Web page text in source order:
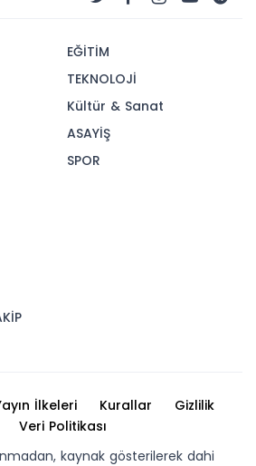
EĞİTİM
TEKNOLOJİ
Kültür & Sanat
ASAYİŞ
SPOR
İlkeleri Kurallar
Gizlilik
Veri Politikası
kaynak gösterilerek dahi